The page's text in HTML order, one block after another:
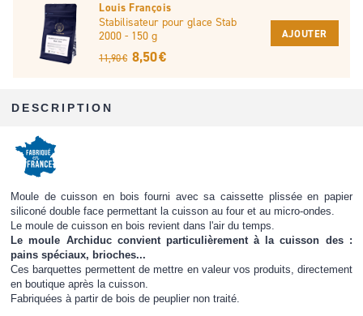
Louis François
Stabilisateur pour glace Stab
2000 - 150 g
11,90 € 8,50 €
AJOUTER
DESCRIPTION
Moule de cuisson en bois fourni avec sa caissette plissée en papier
siliconé double face permettant la cuisson au four et au micro-ondes.
Le moule de cuisson en bois revient dans l'air du temps.
Le moule Archiduc convient particulièrement à la cuisson des :
pains spéciaux, brioches...
Ces barquettes permettent de mettre en valeur vos produits, directement
en boutique après la cuisson.
Fabriquées à partir de bois de peuplier non traité.